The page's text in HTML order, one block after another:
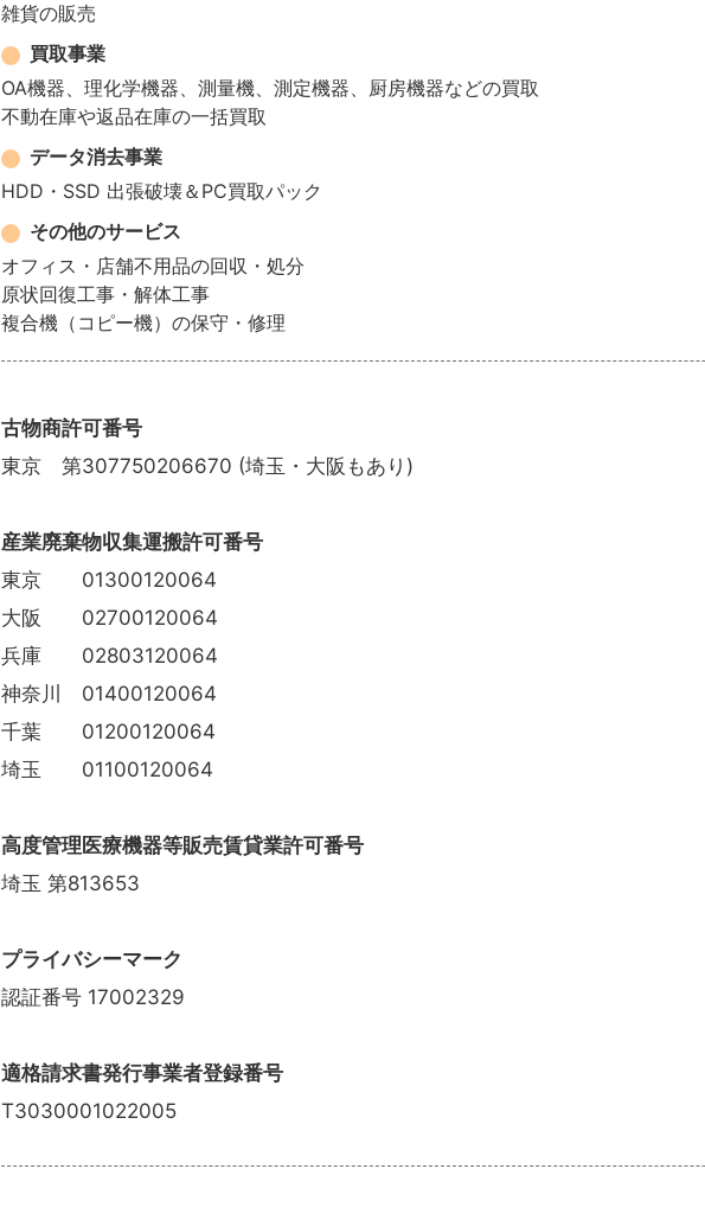
雑貨の販売
買取事業
OA機器、理化学機器、測量機、測定機器、厨房機器などの買取
不動在庫や返品在庫の一括買取
データ消去事業
HDD・SSD 出張破壊＆PC買取パック
その他のサービス
オフィス・店舗不用品の回収・処分
原状回復工事・解体工事
複合機（コピー機）の保守・修理
古物商許可番号
東京 第307750206670 (埼玉・大阪もあり)
産業廃棄物収集運搬許可番号
東京 01300120064
大阪 02700120064
兵庫 02803120064
神奈川 01400120064
千葉 01200120064
埼玉 01100120064
高度管理医療機器等販売賃貸業許可番号
埼玉 第813653
プライバシーマーク
認証番号 17002329
適格請求書発行事業者登録番号
T3030001022005